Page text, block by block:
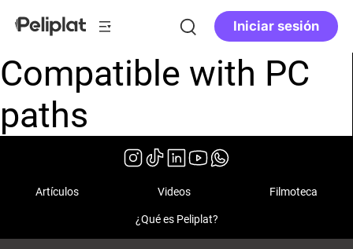
Iniciar sesión
Compatible with PC
paths
Artículos Videos Filmoteca
¿Qué es Peliplat?